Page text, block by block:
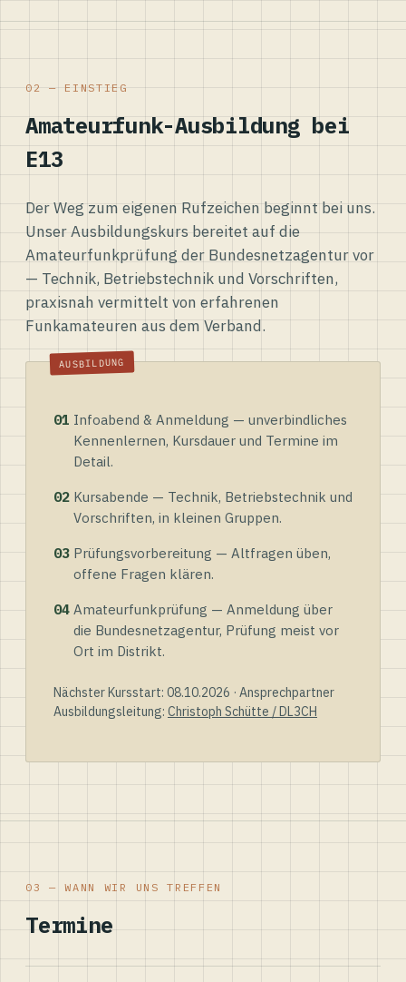
02 — EINSTIEG
Amateurfunk-Ausbildung bei
E13
Der Weg zum eigenen Rufzeichen beginnt bei uns.
Unser Ausbildungskurs bereitet auf die
Amateurfunkprüfung der Bundesnetzagentur vor
— Technik, Betriebstechnik und Vorschriften,
praxisnah vermittelt von erfahrenen
Funkamateuren aus dem Verband.
01 Infoabend & Anmeldung — unverbindliches
Kennenlernen, Kursdauer und Termine im
Detail.
02 Kursabende — Technik, Betriebstechnik und
Vorschriften, in kleinen Gruppen.
03 Prüfungsvorbereitung — Altfragen üben,
offene Fragen klären.
04 Amateurfunkprüfung — Anmeldung über
die Bundesnetzagentur, Prüfung meist vor
Ort im Distrikt.
Nächster Kursstart: 08.10.2026 · Ansprechpartner
Ausbildungsleitung: Christoph Schütte / DL3CH
03 — WANN WIR UNS TREFFEN
Termine